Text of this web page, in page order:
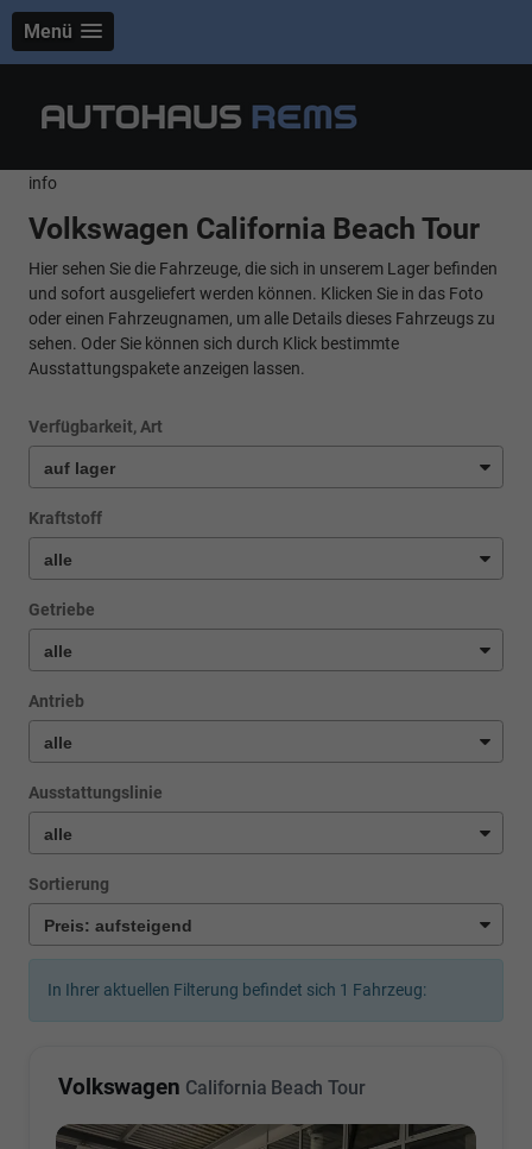
Menü
info
Volkswagen California Beach Tour
Hier sehen Sie die Fahrzeuge, die sich in unserem Lager befinden
und sofort ausgeliefert werden können. Klicken Sie in das Foto
oder einen Fahrzeugnamen, um alle Details dieses Fahrzeugs zu
sehen. Oder Sie können sich durch Klick bestimmte
Ausstattungspakete anzeigen lassen.
Verfügbarkeit, Art
Kraftstoff
Getriebe
Antrieb
Ausstattungslinie
Sortierung
In Ihrer aktuellen Filterung befindet sich 1 Fahrzeug:
Volkswagen California Beach Tour